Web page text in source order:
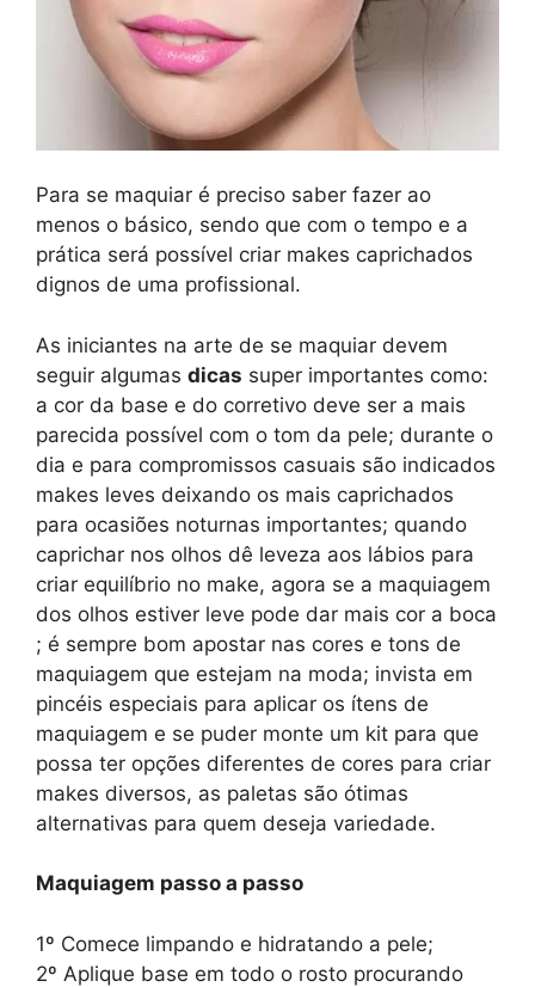
Para se maquiar é preciso saber fazer ao
menos o básico, sendo que com o tempo e a
prática será possível criar makes caprichados
dignos de uma profissional.
As iniciantes na arte de se maquiar devem
seguir algumas dicas super importantes como:
a cor da base e do corretivo deve ser a mais
parecida possível com o tom da pele; durante o
dia e para compromissos casuais são indicados
makes leves deixando os mais caprichados
para ocasiões noturnas importantes; quando
caprichar nos olhos dê leveza aos lábios para
criar equilíbrio no make, agora se a maquiagem
dos olhos estiver leve pode dar mais cor a boca
; é sempre bom apostar nas cores e tons de
maquiagem que estejam na moda; invista em
pincéis especiais para aplicar os ítens de
maquiagem e se puder monte um kit para que
possa ter opções diferentes de cores para criar
makes diversos, as paletas são ótimas
alternativas para quem deseja variedade.
Maquiagem passo a passo
1º Comece limpando e hidratando a pele;
2º Aplique base em todo o rosto procurando